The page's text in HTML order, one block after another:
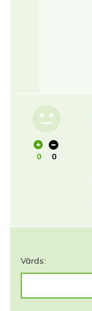
0 0
Vārds: